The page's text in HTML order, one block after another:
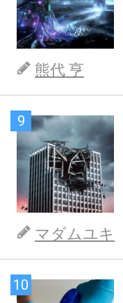
熊代 亨
9
マダムユキ
10